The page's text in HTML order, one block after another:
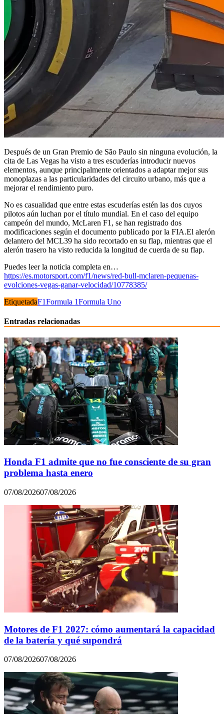
Después de un Gran Premio de São Paulo sin ninguna evolución, la
cita de Las Vegas ha visto a tres escuderías introducir nuevos
elementos, aunque principalmente orientados a adaptar mejor sus
monoplazas a las particularidades del circuito urbano, más que a
mejorar el rendimiento puro.
No es casualidad que entre estas escuderías estén las dos cuyos
pilotos aún luchan por el título mundial. En el caso del equipo
campeón del mundo, McLaren F1, se han registrado dos
modificaciones según el documento publicado por la FIA.El alerón
delantero del MCL39 ha sido recortado en su flap, mientras que el
alerón trasero ha visto reducida la longitud de cuerda de su flap.
Puedes leer la noticia completa en…
https://es.motorsport.com/f1/news/red-bull-mclaren-pequenas-
evolciones-vegas-ganar-velocidad/10778385/
EtiquetadaF1Formula 1Formula Uno
Entradas relacionadas
Honda F1 admite que no fue consciente de su gran
problema hasta enero
07/08/202607/08/2026
Motores de F1 2027: cómo aumentará la capacidad
de la batería y qué supondrá
07/08/202607/08/2026